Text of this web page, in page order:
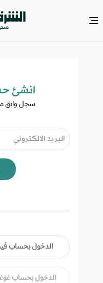
انشئ
سجل وابق
الدخول بحساب
الدخول بحساب